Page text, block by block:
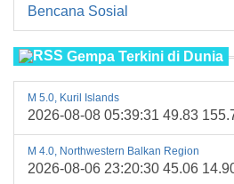
Bencana Sosial
Gempa Terkini di Dunia
M 5.0, Kuril Islands
2026-08-08 05:39:31 49.83
M 4.0, Northwestern Balkan Region
2026-08-06 23:20:30 45.06